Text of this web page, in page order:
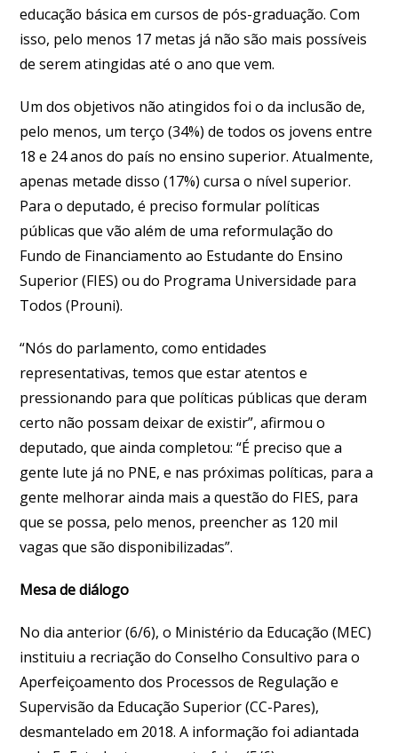
educação básica em cursos de pós-graduação. Com
isso, pelo menos 17 metas já não são mais possíveis
de serem atingidas até o ano que vem.
Um dos objetivos não atingidos foi o da inclusão de,
pelo menos, um terço (34%) de todos os jovens entre
18 e 24 anos do país no ensino superior. Atualmente,
apenas metade disso (17%) cursa o nível superior.
Para o deputado, é preciso formular políticas
públicas que vão além de uma reformulação do
Fundo de Financiamento ao Estudante do Ensino
Superior (FIES) ou do Programa Universidade para
Todos (Prouni).
“Nós do parlamento, como entidades
representativas, temos que estar atentos e
pressionando para que políticas públicas que deram
certo não possam deixar de existir”, afirmou o
deputado, que ainda completou: “É preciso que a
gente lute já no PNE, e nas próximas políticas, para a
gente melhorar ainda mais a questão do FIES, para
que se possa, pelo menos, preencher as 120 mil
vagas que são disponibilizadas”.
Mesa de diálogo
No dia anterior (6/6), o Ministério da Educação (MEC)
instituiu a recriação do Conselho Consultivo para o
Aperfeiçoamento dos Processos de Regulação e
Supervisão da Educação Superior (CC-Pares),
desmantelado em 2018. A informação foi adiantada